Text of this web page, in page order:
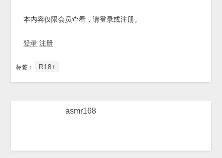
本内容仅限会员查看，请登录或注册。
登录 注册
标签： R18+
asmr168